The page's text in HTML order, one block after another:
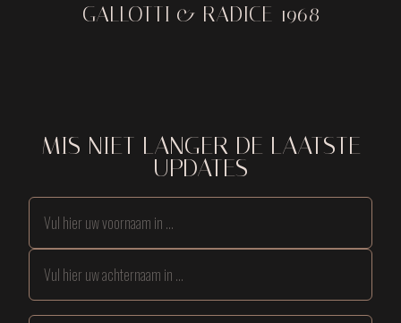
GALLOTTI & RADICE 1968
MIS NIET LANGER DE LAATSTE
UPDATES